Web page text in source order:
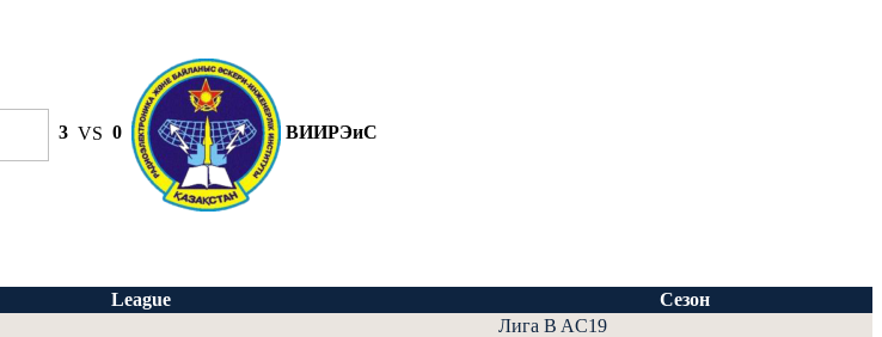
3 VS 0 ВИИРЭиС
League
Сезон
Лига B AC19